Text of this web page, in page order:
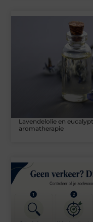
Lavendelolie en
aromatherapie